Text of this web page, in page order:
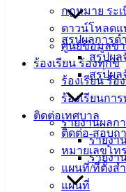
กฎหมาย ระเ
ดาวน์โหลดแ
ศูนย์ข้อมูลข่า
ร้องเรียน ร้องทุกข์
ร้องเรียน ร้อ
ร้องเรียนกา
ติดต่อเทศบาล
ติดต่อ-สอบถ
หมายเลขโท
แผนที่/ที่ตั้งสำ
แผนที่
สรุปผลการด
สรุปผล
สรุปผล
รายงานผลก
รายงา
รายงา
ความรู้
(Knowledge
Management)
เทศบาล